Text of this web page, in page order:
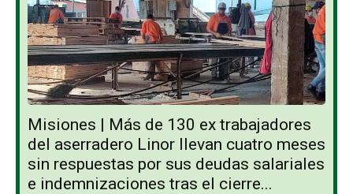
Misiones | Más de 130 ex trabajadores
del aserradero Linor llevan cuatro meses
sin respuestas por sus deudas salariales
e indemnizaciones tras el cierre...